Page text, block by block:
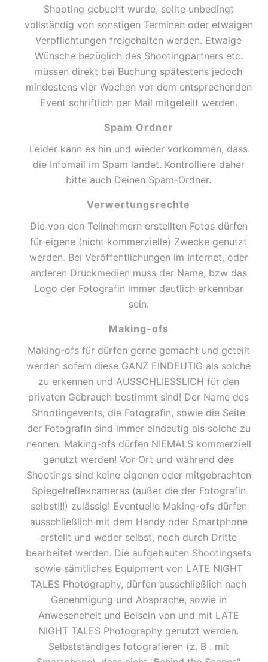
Shooting gebucht wurde, sollte unbedingt
vollständig von sonstigen Terminen oder etwaigen
Verpflichtungen freigehalten werden. Etwaige
Wünsche bezüglich des Shootingpartners etc.
müssen direkt bei Buchung spätestens jedoch
mindestens vier Wochen vor dem entsprechenden
Event schriftlich per Mail mitgeteilt werden.
Spam Ordner
Leider kann es hin und wieder vorkommen, dass
die Infomail im Spam landet. Kontrolliere daher
bitte auch Deinen Spam-Ordner.
Verwertungsrechte
Die von den Teilnehmern erstellten Fotos dürfen
für eigene (nicht kommerzielle) Zwecke genutzt
werden. Bei Veröffentlichungen im Internet, oder
anderen Druckmedien muss der Name, bzw das
Logo der Fotografin immer deutlich erkennbar
sein.
Making-ofs
Making-ofs für dürfen gerne gemacht und geteilt
werden sofern diese GANZ EINDEUTIG als solche
zu erkennen und AUSSCHLIESSLICH für den
privaten Gebrauch bestimmt sind! Der Name des
Shootingevents, die Fotografin, sowie die Seite
der Fotografin sind immer eindeutig als solche zu
nennen. Making-ofs dürfen NIEMALS kommerziell
genutzt werden! Vor Ort und während des
Shootings sind keine eigenen oder mitgebrachten
Spiegelreflexcameras (außer die der Fotografin
selbst!!!) zulässig! Eventuelle Making-ofs dürfen
ausschließlich mit dem Handy oder Smartphone
erstellt und weder selbst, noch durch Dritte
bearbeitet werden. Die aufgebauten Shootingsets
sowie sämtliches Equipment von LATE NIGHT
TALES Photography, dürfen ausschließlich nach
Genehmigung und Absprache, sowie in
Anweseneheit und Beisein von und mit LATE
NIGHT TALES Photography genutzt werden.
Selbstständiges fotografieren (z. B . mit